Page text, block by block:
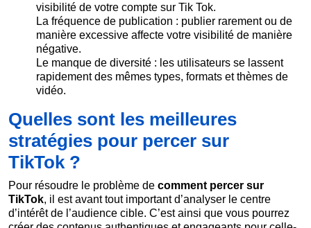
visibilité de votre compte sur Tik Tok.
La fréquence de publication : publier rarement ou de
manière excessive affecte votre visibilité de manière
négative.
Le manque de diversité : les utilisateurs se lassent
rapidement des mêmes types, formats et thèmes de
vidéo.
Quelles sont les meilleures
stratégies pour percer sur
TikTok ?
Pour résoudre le problème de comment percer sur
TikTok, il est avant tout important d’analyser le centre
d’intérêt de l’audience cible. C’est ainsi que vous pourrez